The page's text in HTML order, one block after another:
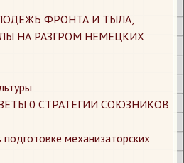
ФРОНТА И ТЫЛА,
НА РАЗГРОМ НЕМЕЦКИХ
0 СТРАТЕГИИ СОЮЗНИКОВ
механизаторских